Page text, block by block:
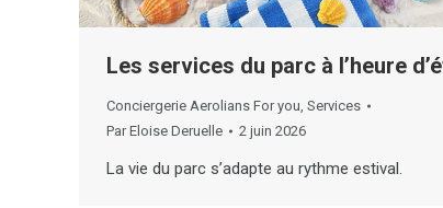
Les services du parc à l’heure
Conciergerie Aerolians For you, Services
ParEloise Deruelle 2 juin 2026
La vie du parc s’adapte au rythme estival.